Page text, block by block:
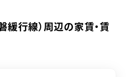
緩行線）周辺の家賃・賃